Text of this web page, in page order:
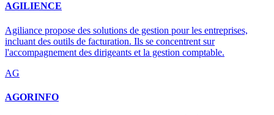
AGILIENCE
Agiliance propose des solutions de gestion pour les entreprises,
incluant des outils de facturation. Ils se concentrent sur
l'accompagnement des dirigeants et la gestion comptable.
AG
AGORINFO